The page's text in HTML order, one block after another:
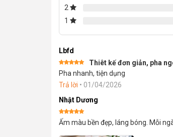
2
1
Lbfd
Được xếp
hạng 5 5
sao
Thiêt kế đơn giản, pha
Pha nhanh, tiện dụng
Trả lời • 01/04/2026
Nhật Dương
Được xếp
hạng5 5
Ấm màu bền đẹp, láng bóng. Mỗi